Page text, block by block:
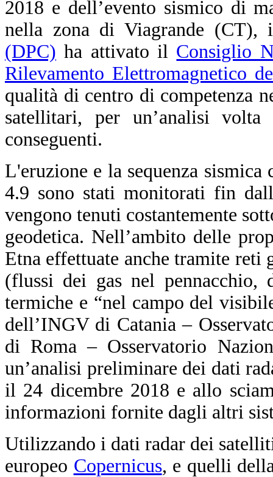
2018 e dell’evento sismico di
nella zona di Viagrande
(DPC) ha attivato il Consiglio
Rilevamento Elettromagnetico
qualità di centro di competenza
satellitari, per un’analisi
conseguenti.
L'eruzione e la sequenza
4.9 sono stati monitorati fin
vengono tenuti costantemente
geodetica. Nell’ambito delle
Etna effettuate anche tramite reti
(flussi dei gas nel pennacchio,
termiche e “nel campo del
dell’INGV di Catania –
di Roma – Osservatorio
un’analisi preliminare dei dati
il 24 dicembre 2018 e allo
informazioni fornite dagli altri
Utilizzando i dati radar dei
europeo Copernicus, e quelli